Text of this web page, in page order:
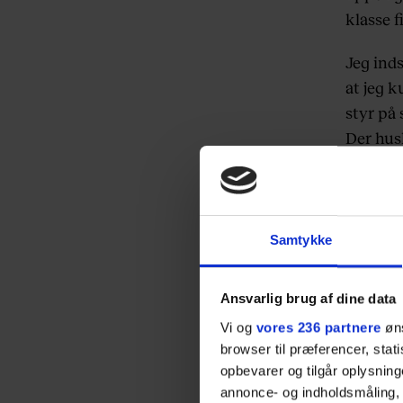
Samtykke
Ansvarlig brug af dine data
Vi og vores 236 partnere
browser til præferencer,
opbevarer og tilgår
annonce- og
klasse
Jeg
at jeg
styr på
Der
er
og få